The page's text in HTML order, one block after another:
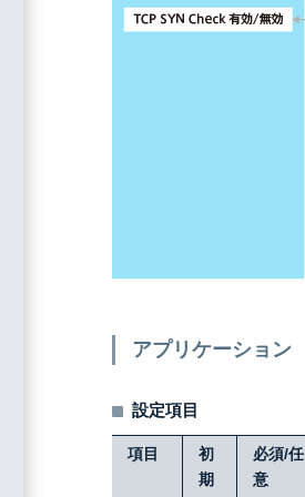
アプリケーション
設定項目
項目
初
期
必須/任
意